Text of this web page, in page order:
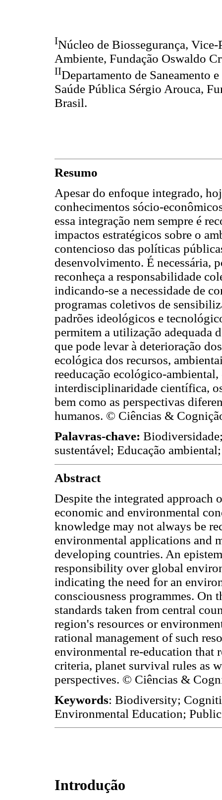
INúcleo de Biossegurança, Vice-
Ambiente, Fundação Oswaldo
IIDepartamento de Saneamento
Saúde Pública Sérgio Arouca,
Brasil.
Resumo
Apesar do enfoque integrado,
conhecimentos sócio-
essa integração nem sempre é
impactos estratégicos sobre o
contencioso das políticas
desenvolvimento. É necessária,
reconheça a responsabilidade
indicando-se a necessidade de
programas coletivos de
padrões ideológicos e
permitem a utilização adequada
que pode levar à deterioração
ecológica dos recursos,
reeducação ecológico-
interdisciplinaridade científica,
bem como as perspectivas
humanos. © Ciências &
Palavras-chave:
sustentável; Educação
Abstract
Despite the integrated approach
economic and environmental
knowledge may not always be
environmental applications and
developing countries. An
responsibility over global
indicating the need for an
consciousness programmes.
standards taken from central
region's resources or
rational management of such
environmental re-education that
criteria, planet survival rules as
perspectives. © Ciências &
Keywords: Biodiversity;
Environmental Education;
Introdução